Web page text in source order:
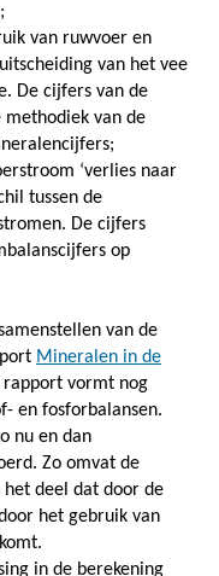
van ruwvoer en
van het vee
De cijfers van de
methodiek van de
‘verlies naar
tussen de
De cijfers
op
van de
Mineralen in de
rapport vormt nog
en fosforbalansen.
nu en dan
Zo omvat de
deel dat door de
het gebruik van
in de berekening